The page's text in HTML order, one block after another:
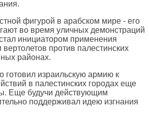
фигурой в арабском мире - его
во время уличных демонстраций
инициатором применения
против палестинских
районах.
готовил израильскую армию к
в палестинских городах еще
Еще будучи действующим
поддерживал идею изгнания